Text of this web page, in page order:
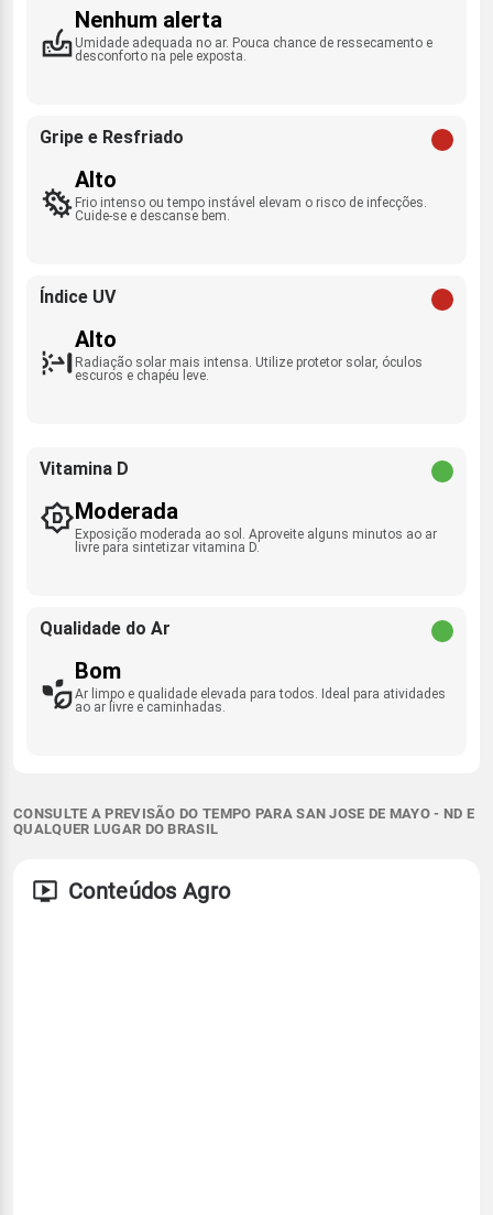
Nenhum alerta
Umidade adequada no ar. Pouca chance de ressecamento e
desconforto na pele exposta.
Gripe e Resfriado
Alto
Frio intenso ou tempo instável elevam o risco de infecções.
Cuide-se e descanse bem.
Índice UV
Alto
Radiação solar mais intensa. Utilize protetor solar, óculos
escuros e chapéu leve.
Vitamina D
Moderada
Exposição moderada ao sol. Aproveite alguns minutos ao ar
livre para sintetizar vitamina D.
Qualidade do Ar
Bom
Ar limpo e qualidade elevada para todos. Ideal para atividades
ao ar livre e caminhadas.
CONSULTE A PREVISÃO DO TEMPO PARA SAN JOSE DE MAYO - ND E
QUALQUER LUGAR DO BRASIL
Conteúdos Agro